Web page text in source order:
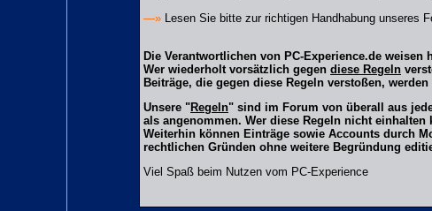
—» Lesen Sie bitte zur richtigen Handhabung unseres
Die Verantwortlichen von PC-Experience.de
Wer wiederholt vorsätzlich gegen diese Regeln
Beiträge, die gegen diese Regeln verstoßen,
Unsere "Regeln" sind im Forum von überall aus
als angenommen. Wer diese Regeln nicht
Weiterhin können Einträge sowie Accounts durch
rechtlichen Gründen ohne weitere Begründung
Viel Spaß beim Nutzen vom PC-Experience